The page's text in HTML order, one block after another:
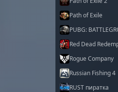
Path of Exile
Rogue Company
Russian Fishing 4
RUST пиратка